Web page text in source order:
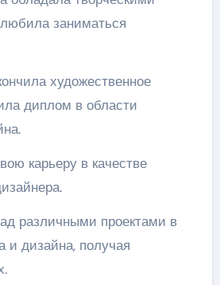
заниматься
художественное
диплом в области
карьеру в качестве
различными проектами в
и дизайна, получая